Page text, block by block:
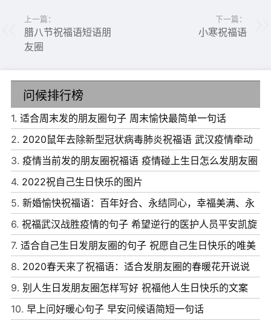
忧;迎来一个节气，撩动了思念的弦。小寒到了，愿你快乐
拥有着温度;取暖了，不失舒服，维持着湿度;小寒了，不失
快乐，增加着力度。小寒快乐，开心过冬!
7、雪，是小寒的天使;冰，是小寒的主仆;雾，是小寒的气
息;风，是小寒的精灵;冷，是小寒的品质;暖，是小寒的克星;
我，是温暖的仆人;送给你温暖的祝福：小寒节气，注意保
暖!
8、快乐，在寒风中穿梭;好运，在岁月中沉淀;幸福，在雪
花中发酵;心情，在问候中开怀;情谊，在祝福中升温。小寒
来临，愿你快乐无尽，好运不停!
9、出日落就是一天，花开花谢就是一年。元旦刚逝，小寒
紧至，朋友相随，我把最暖最美的祝福送到你身边：愿你
2022每一天都快乐无边，幸福平安!
上一篇：
腊八节祝福语短语朋
友圈
下一篇：
小寒祝福语
问候排行榜
1. 适合周末发的朋友圈句子 周末愉快最简单一句话
2. 2020鼠年去除新型冠状病毒肺炎祝福语 武汉疫情牵动
感恩医护说说
3. 疫情当前发的朋友圈祝福语 疫情碰上生日怎么发朋友圈
说说
4. 2022祝自己生日快乐的图片
5. 新婚愉快祝福语：百年好合、永结同心，幸福美满、永
结同心！
6. 祝福武汉战胜疫情的句子 希望逆行的医护人员平安凯旋
说说
7. 适合自己生日发朋友圈的句子 祝愿自己生日快乐的唯美
短句
8. 2020春天来了祝福语：适合发朋友圈的春暖花开说说
9. 别人生日发朋友圈怎样写好 祝福他人生日快乐的文案
10. 早上问好暖心句子 早安问候语简短一句话